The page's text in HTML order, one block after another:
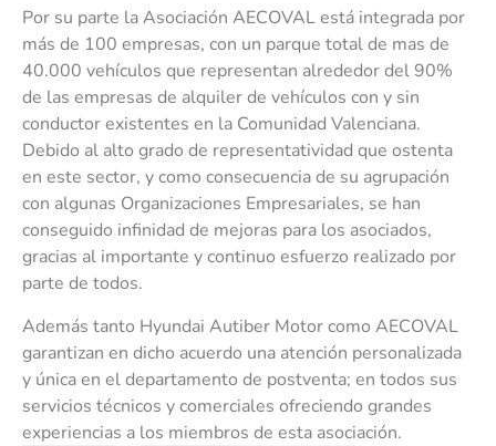
Por su parte la Asociación AECOVAL está integrada por
más de 100 empresas, con un parque total de mas de
40.000 vehículos que representan alrededor del 90%
de las empresas de alquiler de vehículos con y sin
conductor existentes en la Comunidad Valenciana.
Debido al alto grado de representatividad que ostenta
en este sector, y como consecuencia de su agrupación
con algunas Organizaciones Empresariales, se han
conseguido infinidad de mejoras para los asociados,
gracias al importante y continuo esfuerzo realizado por
parte de todos.
Además tanto Hyundai Autiber Motor como AECOVAL
garantizan en dicho acuerdo una atención personalizada
y única en el departamento de postventa; en todos sus
servicios técnicos y comerciales ofreciendo grandes
experiencias a los miembros de esta asociación.